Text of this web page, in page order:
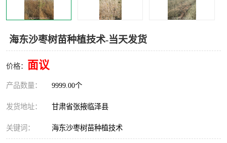
海东沙枣树苗种植技术-当天发货
价格： 面议
产品数量： 9999.00个
发货地址： 甘肃省张掖临泽县
关键词： 海东沙枣树苗种植技术